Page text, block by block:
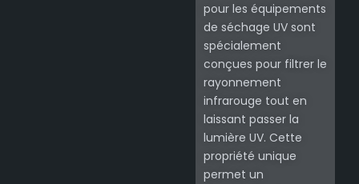
pour les équipements
de séchage UV sont
spécialement
conçues pour filtrer le
rayonnement
infrarouge tout en
laissant passer la
lumière UV. Cette
propriété unique
permet un